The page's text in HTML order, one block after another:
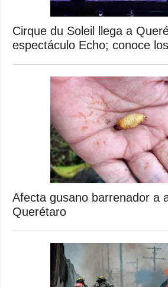
Cirque du Soleil llega a
espectáculo Echo; conoce
Afecta gusano barrenador a
Querétaro